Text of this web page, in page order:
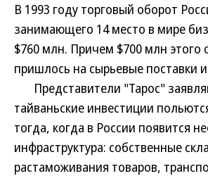
В 1993 году торговый оборот
занимающего 14 место в мире
$760 млн. Причем $700 млн этого
пришлось на сырьевые поставки
Представители "Тарос"
тайваньские инвестиции
тогда, когда в России появится
инфраструктура: собственные
растаможивания товаров,